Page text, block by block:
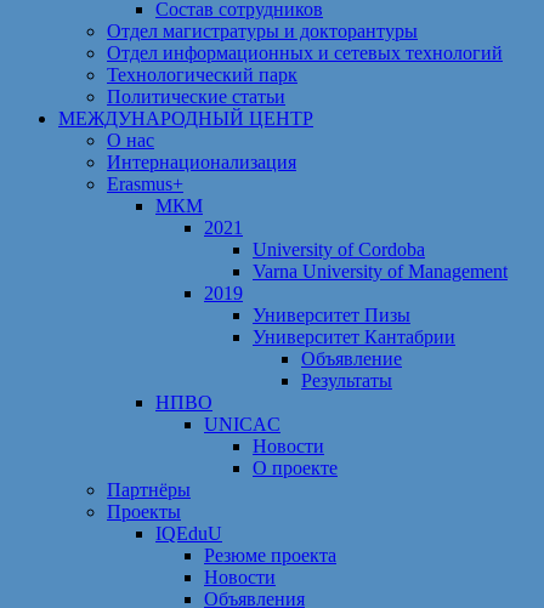
Состав сотрудников
Отдел магистратуры и докторантуры
Отдел информационных и сетевых технологий
Технологический парк
Политические статьи
МЕЖДУНАРОДНЫЙ ЦЕНТР
О нас
Интернационализация
Erasmus+
МКМ
2021
University of Cordoba
Varna University of Management
2019
Университет Пизы
Университет Кантабрии
Объявление
Результаты
НПВО
UNICAC
Новости
О проекте
Партнёры
Проекты
IQEduU
Резюме проекта
Новости
Объявления